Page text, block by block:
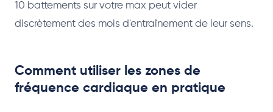
10 battements sur votre max peut vider
discrètement des mois d'entraînement de leur sens.
Comment utiliser les zones de
fréquence cardiaque en pratique